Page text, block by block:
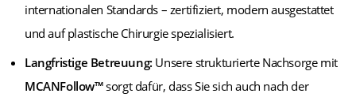
internationalen Standards – zertifiziert, modern ausgestattet
und auf plastische Chirurgie spezialisiert.
Langfristige Betreuung: Unsere strukturierte Nachsorge mit
MCANFollow™sorgt dafür, dass Sie sich auch nach der